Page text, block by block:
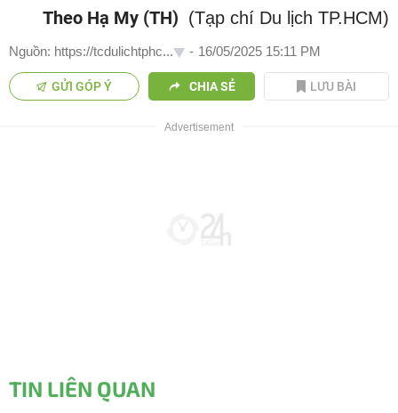
Theo Hạ My (TH) (Tạp chí Du lịch TP.HCM)
Nguồn: https://tcdulichtphc... - 16/05/2025 15:11 PM
GỬI GÓP Ý CHIA SẺ LƯU BÀI
TIN LIÊN QUAN